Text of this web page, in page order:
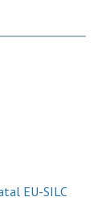
EU-SILC